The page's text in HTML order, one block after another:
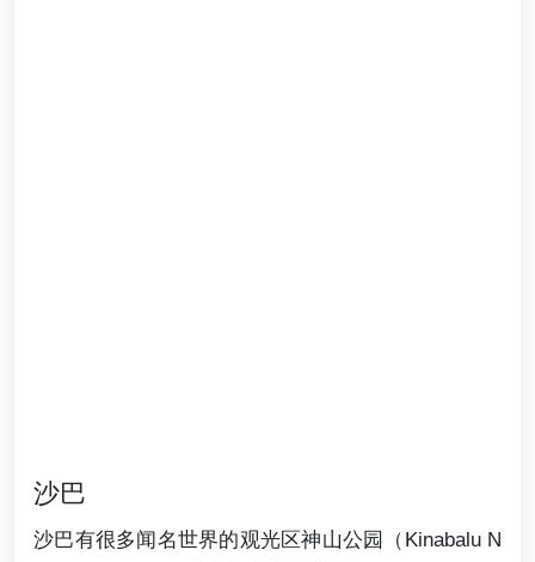
沙巴
沙巴有很多闻名世界的观光区神山公园（Kinabalu N